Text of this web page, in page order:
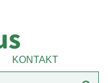
KONTAKT